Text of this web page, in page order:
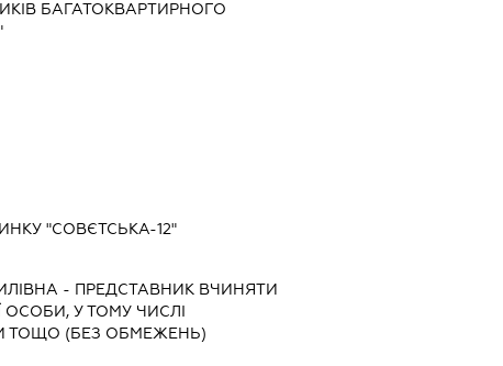
БАГАТОКВАРТИРНОГО
"СОВЄТСЬКА-12"
- ПРЕДСТАВНИК ВЧИНЯТИ
ОСОБИ, У ТОМУ ЧИСЛІ
ТОЩО (БЕЗ ОБМЕЖЕНЬ)